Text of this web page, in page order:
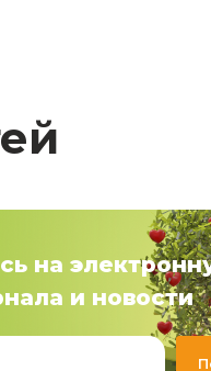
на
и новости